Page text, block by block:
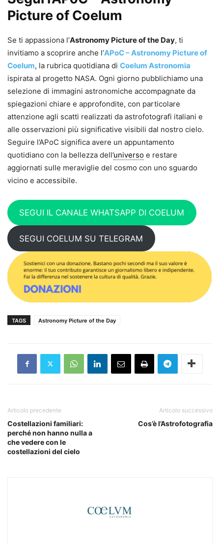
Picture of Coelum
Se ti appassiona l’Astronomy Picture of the Day, ti
invitiamo a scoprire anche l’APoC – Astronomy Picture of
Coelum, la rubrica quotidiana di Coelum Astronomia
ispirata al progetto NASA. Ogni giorno pubblichiamo una
selezione di immagini astronomiche accompagnate da
spiegazioni chiare e approfondite, con particolare
attenzione agli scatti realizzati da astrofotografi italiani e
alle osservazioni più significative visibili dal nostro cielo.
Seguire l’APoC significa avere un appuntamento
quotidiano con la bellezza dell’universo e restare
aggiornati sulle meraviglie del cosmo con uno sguardo
vicino e accessibile.
SEGUI IL CANALE WHATSAPP DI COELUM
SEGUI COELUM SU TELEGRAM
TAGS Astronomy Picture of the Day
Articolo precedente
Costellazioni familiari:
perché non hanno nulla a
che vedere con le
costellazioni del cielo
Articolo successivo
Cos’è l’Astrofotografia